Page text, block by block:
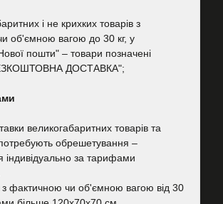
і не крихких товарів з
об'ємною вагою до 30 кг, у
пошти" – товари позначені
ДОСТАВКА";
великогабаритних товарів та
обрешетування –
індивідуально за тарифами
фактичною чи об'ємною вагою від 30